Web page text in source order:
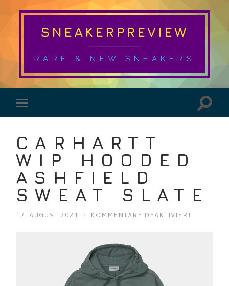
SNEAKERPREVIEW
RARE & NEW SNEAKERS
CARHARTT
WIP HOODED
ASHFIELD
SWEAT SLATE
17. AUGUST 2021 / KOMMENTARE DEAKTIVIERT